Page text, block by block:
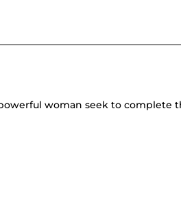
woman seek to complete